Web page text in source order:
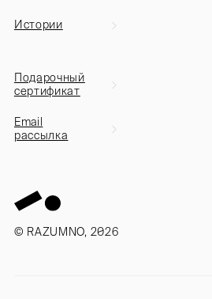
© RAZUMNO, 2026
Истории
Подарочный
сертификат
Email
рассылка